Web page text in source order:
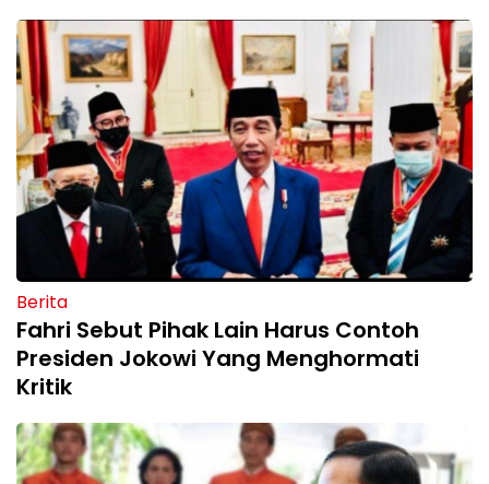
Berita
Fahri Sebut Pihak Lain Harus Contoh
Presiden Jokowi Yang Menghormati
Kritik